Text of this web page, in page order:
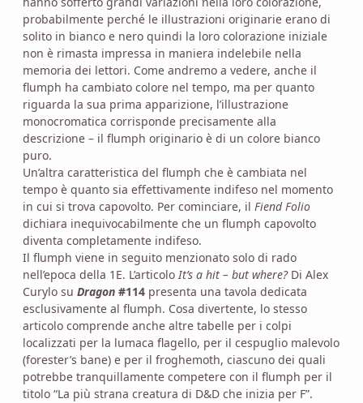
probabilmente perché le illustrazioni originarie erano di
solito in bianco e nero quindi la loro colorazione iniziale
non è rimasta impressa in maniera indelebile nella
memoria dei lettori. Come andremo a vedere, anche il
flumph ha cambiato colore nel tempo, ma per quanto
riguarda la sua prima apparizione, l’illustrazione
monocromatica corrisponde precisamente alla
descrizione – il flumph originario è di un colore bianco
puro.
Un’altra caratteristica del flumph che è cambiata nel
tempo è quanto sia effettivamente indifeso nel momento
in cui si trova capovolto. Per cominciare, il Fiend Folio
dichiara inequivocabilmente che un flumph capovolto
diventa completamente indifeso.
Il flumph viene in seguito menzionato solo di rado
nell’epoca della 1E. L’articoloIt’s a hit – but where?Di Alex
Curylo su Dragon #114 presenta una tavola dedicata
esclusivamente al flumph. Cosa divertente, lo stesso
articolo comprende anche altre tabelle per i colpi
localizzati per la lumaca flagello, per il cespuglio malevolo
(forester’s bane) e per il froghemoth, ciascuno dei quali
potrebbe tranquillamente competere con il flumph per il
titolo “La più strana creatura di D&D che inizia per F”.